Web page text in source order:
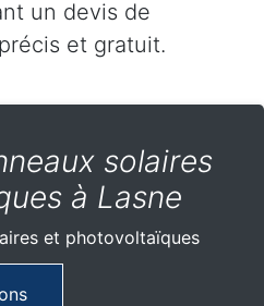
un devis de
et gratuit.
solaires
à Lasne
et photovoltaïques